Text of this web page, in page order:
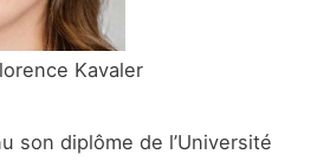
Kavaler
son diplôme de l’Université